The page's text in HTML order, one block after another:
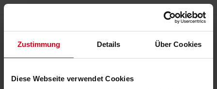
Zustimmung Details Über Cookies
Diese Webseite verwendet Cookies